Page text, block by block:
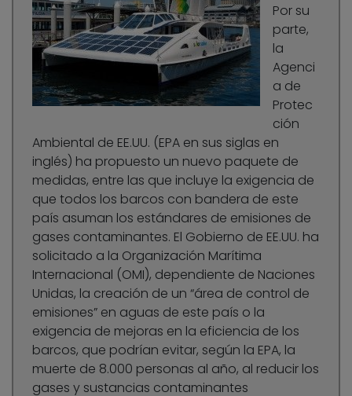
Por su
parte,
la
Agenci
a de
Protec
ción
Ambiental de EE.UU. (EPA en sus siglas en
inglés) ha propuesto un nuevo paquete de
medidas, entre las que incluye la exigencia de
que todos los barcos con bandera de este
país asuman los estándares de emisiones de
gases contaminantes. El Gobierno de EE.UU. ha
solicitado a la Organización Marítima
Internacional (OMI), dependiente de Naciones
Unidas, la creación de un “área de control de
emisiones” en aguas de este país o la
exigencia de mejoras en la eficiencia de los
barcos, que podrían evitar, según la EPA, la
muerte de 8.000 personas al año, al reducir los
gases y sustancias contaminantes